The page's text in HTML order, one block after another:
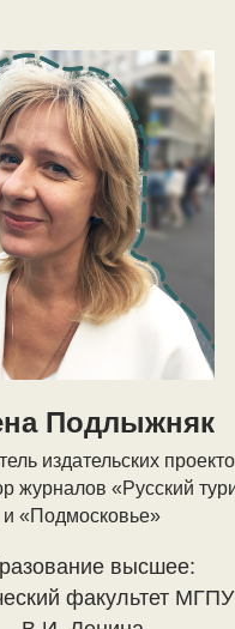
Подлыжняк
издательских
журналов «Русский
и «Подмосковье»
высшее:
факультет